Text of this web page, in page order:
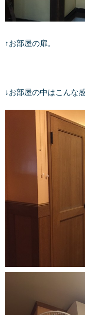
↑お部屋の扉。
↓お部屋の中はこんな